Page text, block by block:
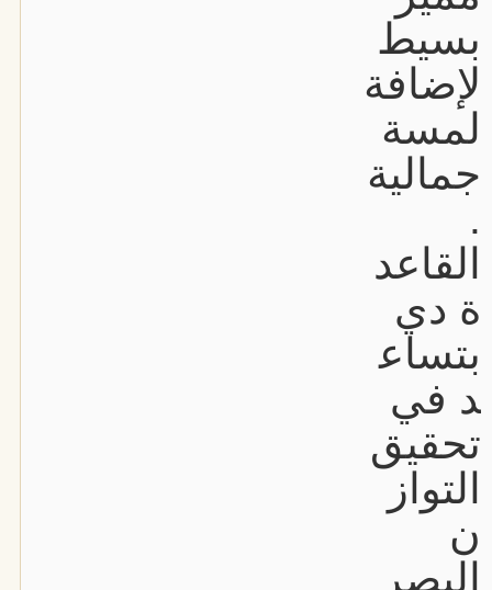
بسيط
لإضافة
لمسة
جمالية
.
القاعد
ة دي
بتساع
د في
تحقيق
التواز
ن
البصر